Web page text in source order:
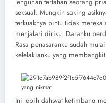
seksual. Mungkin saking
terkuaknya pintu tidak
menjalari diriku. Darahku
Rasa penasaranku sudah
kelelakianku yang
Ini lebih dahsyat ketimbang